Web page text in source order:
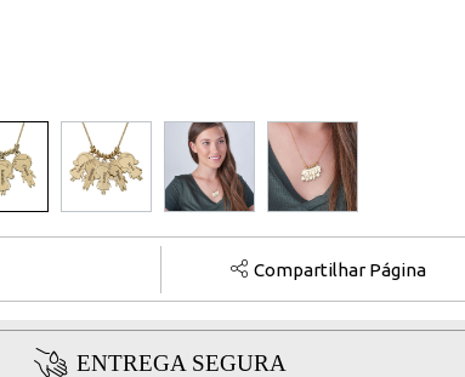
Compartilhar Página
ENTREGA SEGURA